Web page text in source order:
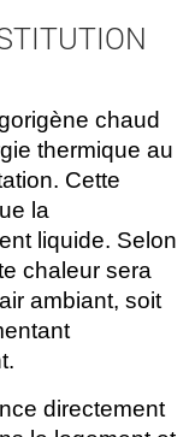
chaud
thermique au
Cette
la
liquide. Selon
chaleur sera
ambiant, soit
directement